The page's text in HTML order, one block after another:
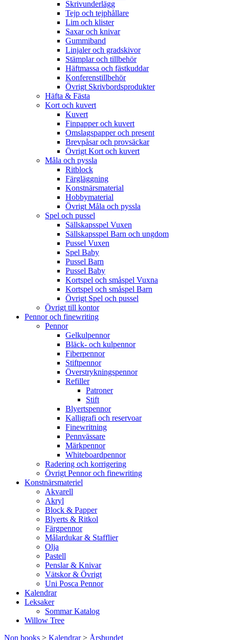
Skrivunderlägg
Tejp och tejphållare
Lim och klister
Saxar och knivar
Gummiband
Linjaler och gradskivor
Stämplar och tillbehör
Häftmassa och fästkuddar
Konferenstillbehör
Övrigt Skrivbordsprodukter
Häfta & Fästa
Kort och kuvert
Kuvert
Finpapper och kuvert
Omslagspapper och present
Brevpåsar och provsäckar
Övrigt Kort och kuvert
Måla och pyssla
Ritblock
Färgläggning
Konstnärsmaterial
Hobbymaterial
Övrigt Måla och pyssla
Spel och pussel
Sällskapsspel Vuxen
Sällskapsspel Barn och ungdom
Pussel Vuxen
Spel Baby
Pussel Barn
Pussel Baby
Kortspel och småspel Vuxna
Kortspel och småspel Barn
Övrigt Spel och pussel
Övrigt till kontor
Pennor och finewriting
Pennor
Gelkulpennor
Bläck- och kulpennor
Fiberpennor
Stiftpennor
Överstrykningspennor
Refiller
Patroner
Stift
Blyertspennor
Kalligrafi och reservoar
Finewritning
Pennvässare
Märkpennor
Whiteboardpennor
Radering och korrigering
Övrigt Pennor och finewriting
Konstnärsmateriel
Akvarell
Akryl
Block & Papper
Blyerts & Ritkol
Färgpennor
Målardukar & Stafflier
Olja
Pastell
Penslar & Knivar
Vätskor & Övrigt
Uni Posca Pennor
Kalendrar
Leksaker
Sommar Katalog
Willow Tree
Non books > Kalendrar> Årsbundet